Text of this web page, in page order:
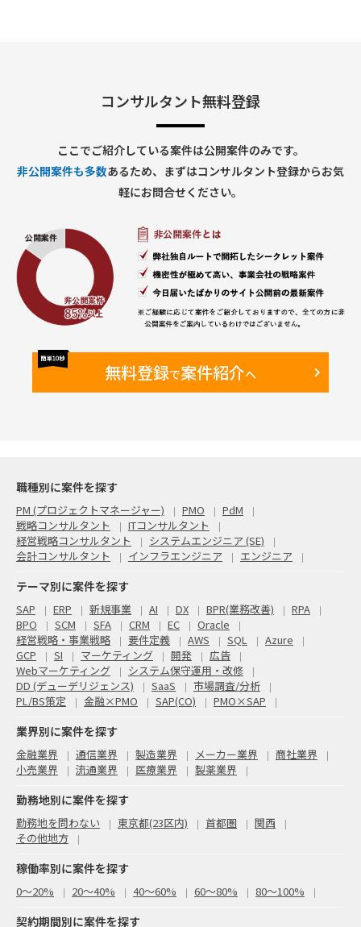
グ、移行データ準備、移行リハ実行支援 等）
・ IT関連トピックにかかわるグローバルメンバとのコミュニ
【期間】
・26年1月～終了時期未定（Go Liveは2026年10月予定）
【備考】
・既に元請のBPさんがAA担当として2年弱参画している
Finance領域に参画いただき、同様のロールを担っていただき
コンサルタント無料登録
ここでご紹介している案件は公開案件のみです。
非公開案件も多数あるため、まずはコンサルタント登録からお気
軽にお問合せください。
無料登録で案件紹介へ
職種別に案件を探す
PM (プロジェクトマネージャー) PMO
PdM
戦略コンサルタント
ITコンサルタント
経営戦略コンサルタント
システムエンジニア (SE)
会計コンサルタント
インフラエンジニア エンジニア
テーマ別に案件を探す
SAP ERP 新規事業 AI DX BPR(業務改善)
RPA
BPO
SCM SFA CRM EC
Oracle
経営戦略・事業戦略
要件定義 AWS SQL
Azure
GCP
SI マーケティング 開発
広告
Webマーケティング
システム保守運用・改修
DD (デューデリジェンス)
SaaS
市場調査/分析
PL/BS策定
金融×PMO SAP(CO) PMO×SAP
業界別に案件を探す
金融業界 通信業界 製造業界 メーカー業界
商社業界
小売業界
流通業界 医療業界 製薬業界
勤務地別に案件を探す
勤務地を問わない 東京都(23区内) 首都圏
関西
その他地方
稼働率別に案件を探す
0〜20% 20〜40% 40〜60% 60〜80% 80〜100%
契約期間別に案件を探す